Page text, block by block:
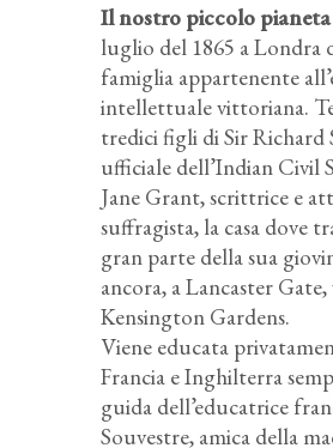
Il nostro piccolo pianeta
luglio del 1865 a Londra
famiglia appartenente
intellettuale vittoriana.
tredici figli di Sir Richard
ufficiale dell’Indian Civil
Jane Grant, scrittrice e
suffragista, la casa dove
gran parte della sua
ancora, a Lancaster
Kensington Gardens.
Viene educata
Francia e Inghilterra
guida dell’educatrice
Souvestre, amica della